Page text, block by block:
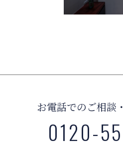
お電話でのご相談
0120-